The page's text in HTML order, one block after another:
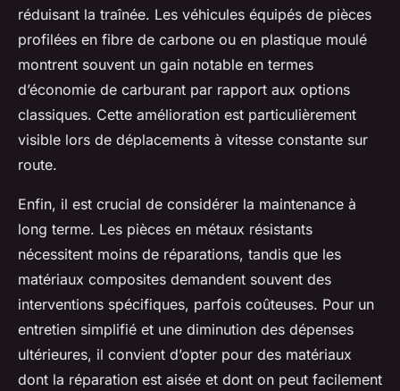
réduisant la traînée. Les véhicules équipés de pièces
profilées en fibre de carbone ou en plastique moulé
montrent souvent un gain notable en termes
d’économie de carburant par rapport aux options
classiques. Cette amélioration est particulièrement
visible lors de déplacements à vitesse constante sur
route.
Enfin, il est crucial de considérer la maintenance à
long terme. Les pièces en métaux résistants
nécessitent moins de réparations, tandis que les
matériaux composites demandent souvent des
interventions spécifiques, parfois coûteuses. Pour un
entretien simplifié et une diminution des dépenses
ultérieures, il convient d’opter pour des matériaux
dont la réparation est aisée et dont on peut facilement